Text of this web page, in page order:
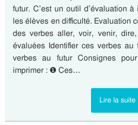
futur. C’est un outil d’évaluation
les élèves en difficulté. Evaluation
des verbes aller, voir, venir,
évaluées Identifier ces verbes au
verbes au futur Consignes
imprimer : ❶ Ces…
Lire la suite